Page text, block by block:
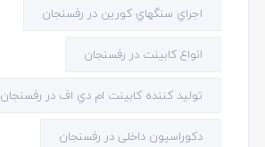
اجراي سنگهاي كورين در رفسنجان
انواع کابینت در رفسنجان
توليد كننده كابينت ام دي اف در رفسنجان
دکوراسیون داخلی در رفسنجان